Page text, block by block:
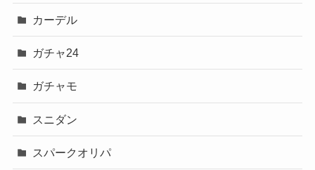
カーデル
ガチャ24
ガチャモ
スニダン
スパークオリパ